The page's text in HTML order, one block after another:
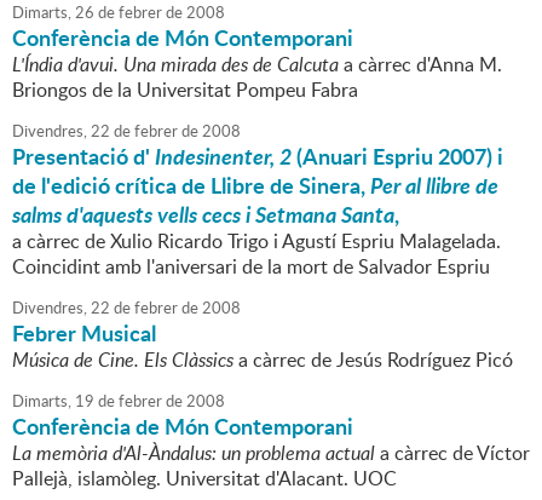
Dimarts,26 defebrerde2008
Conferència de Món Contemporani
L'Índia d'avui. Una mirada des de Calcutaa càrrec d'Anna M.
Briongos de la Universitat Pompeu Fabra
Divendres,22 defebrerde2008
Presentació d'Indesinenter, 2(Anuari Espriu 2007) i
de l'edició crítica de Llibre de Sinera,Per al llibre de
salms d'aquests vells cecs i Setmana Santa,
a càrrec de Xulio Ricardo Trigo i Agustí Espriu Malagelada.
Coincidint amb l'aniversari de la mort de Salvador Espriu
Divendres,22 defebrerde2008
Febrer Musical
Música de Cine. Els Clàssicsa càrrec de Jesús Rodríguez Picó
Dimarts, 19 defebrerde2008
Conferència de Món Contemporani
La memòria d'Al-Àndalus: un problema actuala càrrec de Víctor
Pallejà, islamòleg. Universitat d'Alacant. UOC